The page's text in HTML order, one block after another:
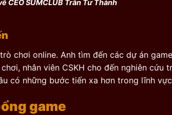
CEO SUMCLUB Trần Tư Thành
chơi online. Anh tìm đến các dự án
nhân viên CSKH cho đến nghiên cứu
có những bước tiến xa hơn trong lĩnh
game